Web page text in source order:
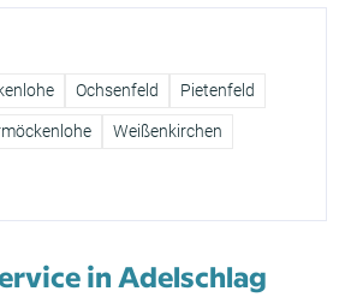
Ochsenfeld Pietenfeld
Weißenkirchen
in Adelschlag